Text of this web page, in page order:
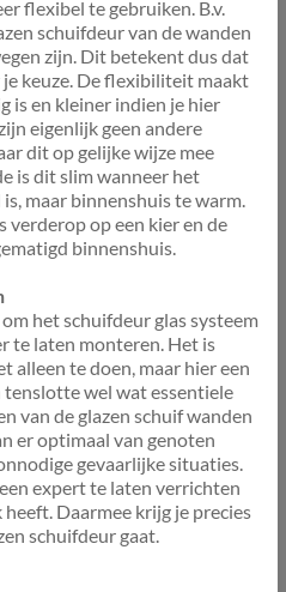
flexibel te gebruiken. B.v.
schuifdeur van de wanden
zijn. Dit betekent dus dat
keuze. De flexibiliteit maakt
is en kleiner indien je hier
eigenlijk geen andere
dit op gelijke wijze mee
is dit slim wanneer het
maar binnenshuis te warm.
verderop op een kier en de
binnenshuis.
het schuifdeur glas systeem
te laten monteren. Het is
alleen te doen, maar hier een
tenslotte wel wat essentiele
van de glazen schuif wanden
er optimaal van genoten
gevaarlijke situaties.
expert te laten verrichten
Daarmee krijg je precies
schuifdeur gaat.